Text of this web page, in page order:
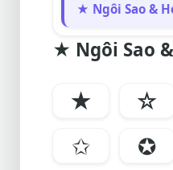
★ Ngôi Sao &
★ Ngôi Sao
★ ☆
✩
✪